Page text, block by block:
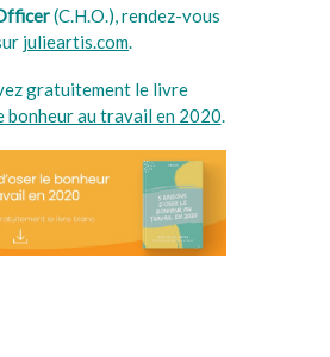
(C.H.O.), rendez-vous
julieartis.com.
gratuitement le livre
bonheur au travail en 2020.